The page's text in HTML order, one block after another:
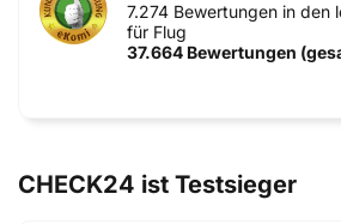
7.274 Bewertungen in den
für Flug
37.664 Bewertungen
CHECK24 ist Testsieger